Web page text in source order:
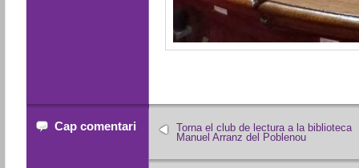
Cap comentari
Torna el club de lectura a la biblioteca
Manuel Arranz del Poblenou